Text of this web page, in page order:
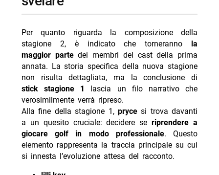
Per quanto riguarda la composizione della
stagione 2, è indicato che torneranno la
maggior partedei membri del cast della prima
annata. La storia specifica della nuova stagione
non risulta dettagliata, ma la conclusione di
stick stagione 1
lascia un filo narrativo che
verosimilmente verrà ripreso.
Alla fine della stagione 1, prycesi trova davanti
a un quesito cruciale: decidere seriprendere a
giocare golf in modo professionale. Questo
elemento rappresenta la traccia principale su cui
si innesta l’evoluzione attesa del racconto.